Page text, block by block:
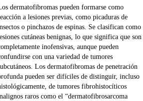
dermatofibromas pueden formarse como
a lesiones previas, como picaduras de
o pinchazos de espinas. Se clasifican como
cutáneas benignas, lo que significa que son
inofensivas, aunque pueden
con una variedad de tumores
Los dermatofibromas de penetración
pueden ser difíciles de distinguir, incluso
de tumores fibrohistocíticos
raros como el “dermatofibrosarcoma